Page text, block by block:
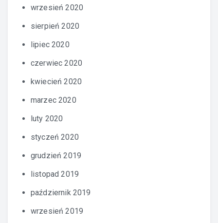
wrzesień 2020
sierpień 2020
lipiec 2020
czerwiec 2020
kwiecień 2020
marzec 2020
luty 2020
styczeń 2020
grudzień 2019
listopad 2019
październik 2019
wrzesień 2019